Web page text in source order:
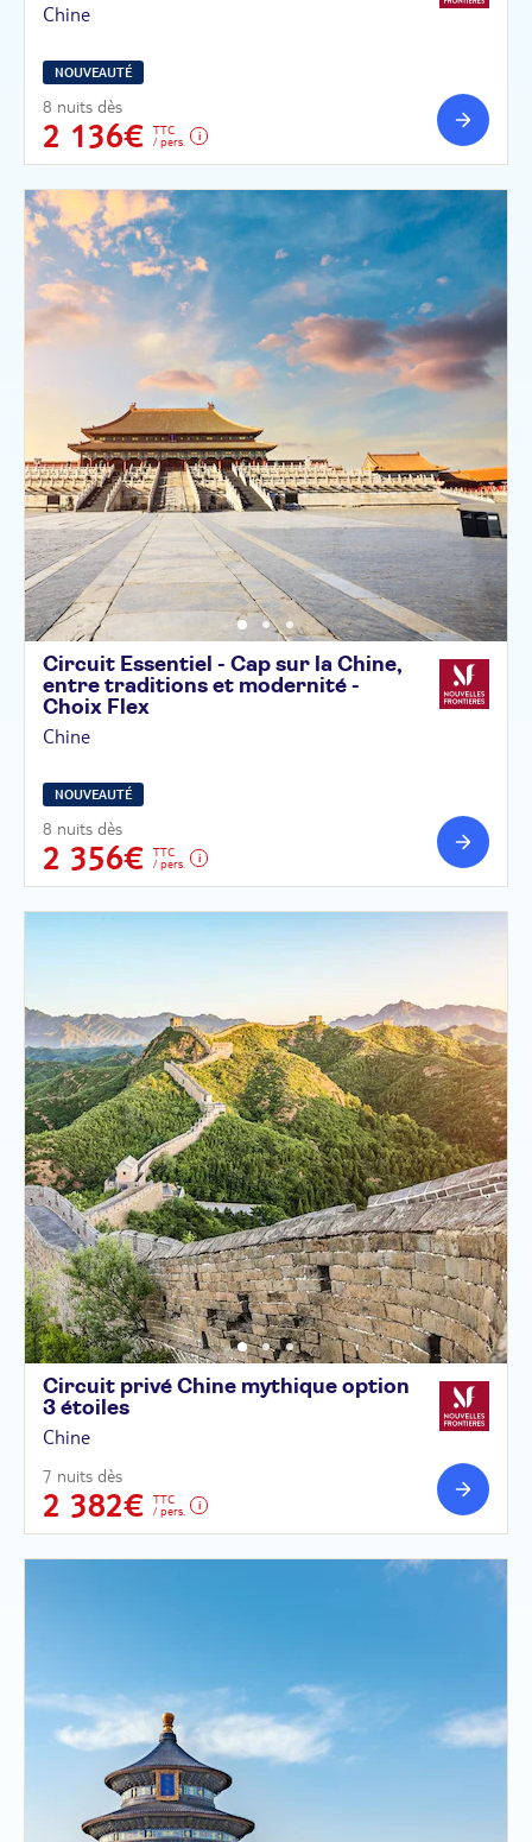
Chine
NOUVEAUTÉ
8 nuits dès
2 136€
TTC
/ pers.
Circuit Essentiel - Cap sur la Chine,
entre traditions et modernité -
Choix Flex
Chine
NOUVEAUTÉ
8 nuits dès
2 356€
TTC
/ pers.
Circuit privé Chine mythique option
3 étoiles
Chine
7 nuits dès
2 382€
TTC
/ pers.